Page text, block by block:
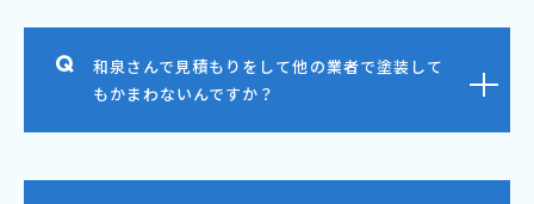
和泉さんで見積もりをして他の業者で塗装して
もかまわないんですか？